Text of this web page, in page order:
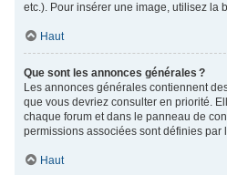
etc.). Pour insérer une image, utilisez la
Haut
Que sont les annonces générales ?
Les annonces générales contiennent
que vous devriez consulter en priorité.
chaque forum et dans le panneau de
permissions associées sont définies par
Haut